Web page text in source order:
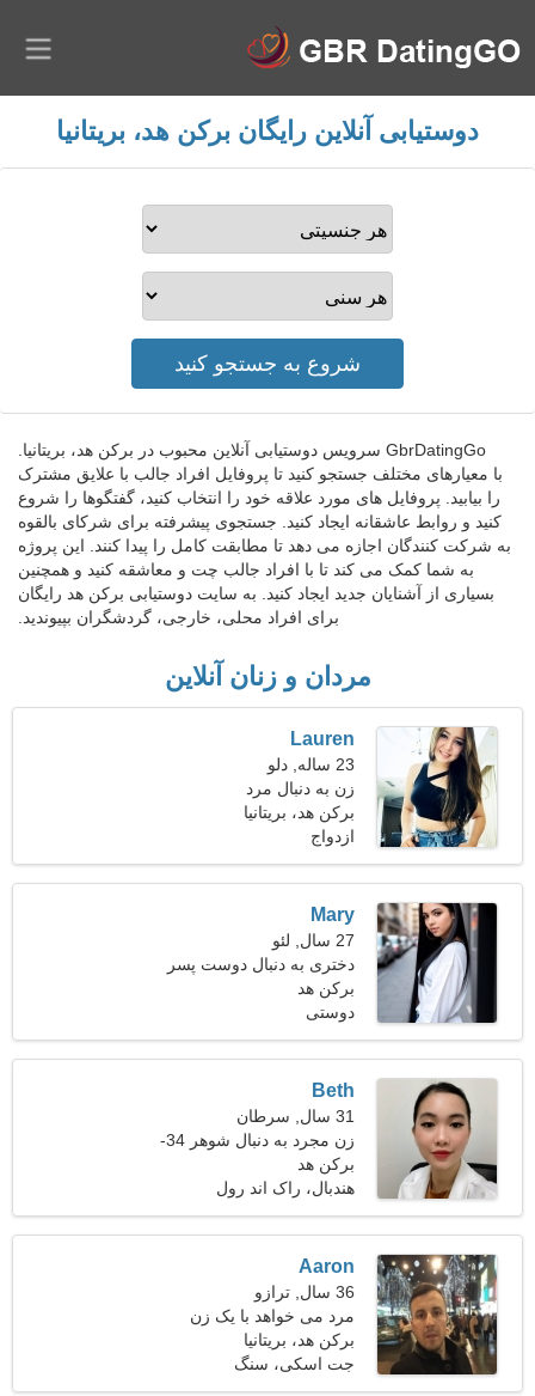
دوستیابی آنلاین رایگان برکن هد، بریتانیا
GbrDatingGo سرویس دوستیابی آنلاین محبوب در برکن هد، بریتانیا.
با معیارهای مختلف جستجو کنید تا پروفایل افراد جالب با علایق مشترک
را بیابید. پروفایل های مورد علاقه خود را انتخاب کنید، گفتگوها را شروع
کنید و روابط عاشقانه ایجاد کنید. جستجوی پیشرفته برای شرکای بالقوه
به شرکت کنندگان اجازه می دهد تا مطابقت کامل را پیدا کنند. این پروژه
به شما کمک می کند تا با افراد جالب چت و معاشقه کنید و همچنین
بسیاری از آشنایان جدید ایجاد کنید. به سایت دوستیابی برکن هد رایگان
برای افراد محلی، خارجی، گردشگران بپیوندید.
مردان و زنان آنلاین
Lauren
23 ساله, دلو
زن به دنبال مرد
برکن هد، بریتانیا
ازدواج
Mary
27 سال, لئو
دختری به دنبال دوست پسر
31-37
برکن هد
دوستی
Beth
31 سال, سرطان
زن مجرد به دنبال شوهر 34-
39
برکن هد
هندبال، راک اند رول
Aaron
36 سال, ترازو
مرد می خواهد با یک زن
ملاقات کند 25-34
برکن هد، بریتانیا
جت اسکی، سنگ